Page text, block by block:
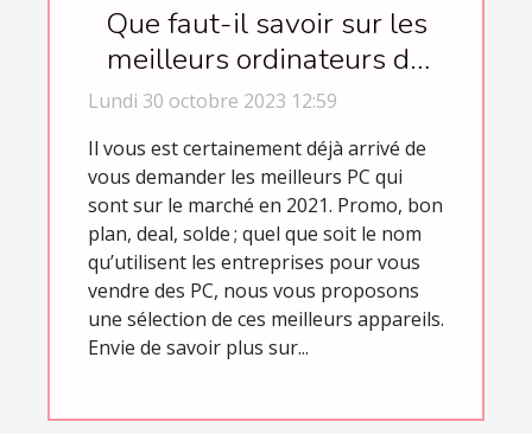
Que faut-il savoir sur les
meilleurs ordinateurs de
l’année 2021 ?
Lundi 30 octobre 2023 12:59
Il vous est certainement déjà arrivé de
vous demander les meilleurs PC qui
sont sur le marché en 2021. Promo, bon
plan, deal, solde ; quel que soit le nom
qu’utilisent les entreprises pour vous
vendre des PC, nous vous proposons
une sélection de ces meilleurs appareils.
Envie de savoir plus sur...